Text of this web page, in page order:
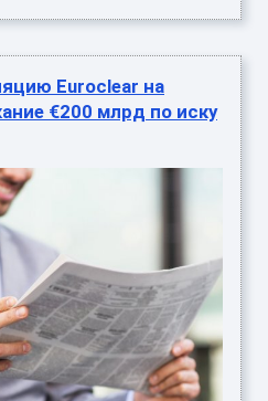
Euroclear на
€200 млрд по иску